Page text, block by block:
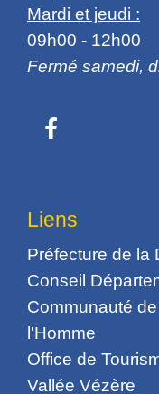
Mardi et jeudi :
09h00 - 12h00
Fermé samedi,
Liens
Préfecture de la
Conseil
Communauté
l'Homme
Office de
Vallée Vézère